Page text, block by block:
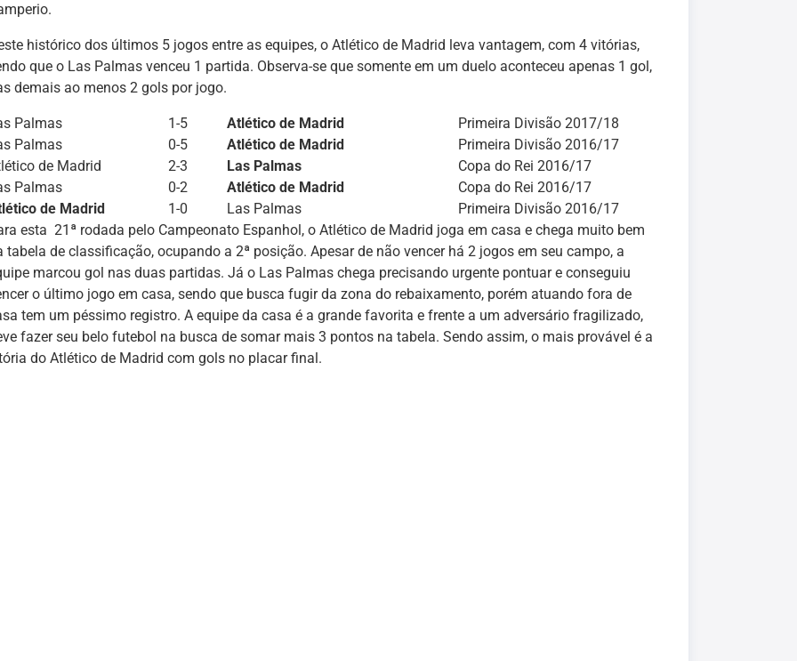
histórico dos últimos 5 jogos entre as equipes, o Atlético de Madrid leva vantagem, com 4 vitórias,
que o Las Palmas venceu 1 partida. Observa-se que somente em um duelo aconteceu apenas 1 gol,
demais ao menos 2 gols por jogo.
Palmas 1-5 Atlético de Madrid
Primeira Divisão 2017/18
Palmas
0-5 Atlético de Madrid
Primeira Divisão 2016/17
de Madrid
2-3 Las Palmas
Copa do Rei 2016/17
Palmas
0-2 Atlético de Madrid
Copa do Rei 2016/17
de Madrid
1-0 Las Palmas
Primeira Divisão 2016/17
esta 21ª rodada pelo Campeonato Espanhol, o Atlético de Madrid joga em casa e chega muito bem
tabela de classificação, ocupando a 2ª posição. Apesar de não vencer há 2 jogos em seu campo, a
marcou gol nas duas partidas. Já o Las Palmas chega precisando urgente pontuar e conseguiu
o último jogo em casa, sendo que busca fugir da zona do rebaixamento, porém atuando fora de
tem um péssimo registro. A equipe da casa é a grande favorita e frente a um adversário fragilizado,
fazer seu belo futebol na busca de somar mais 3 pontos na tabela. Sendo assim, o mais provável é a
do Atlético de Madrid com gols no placar final.